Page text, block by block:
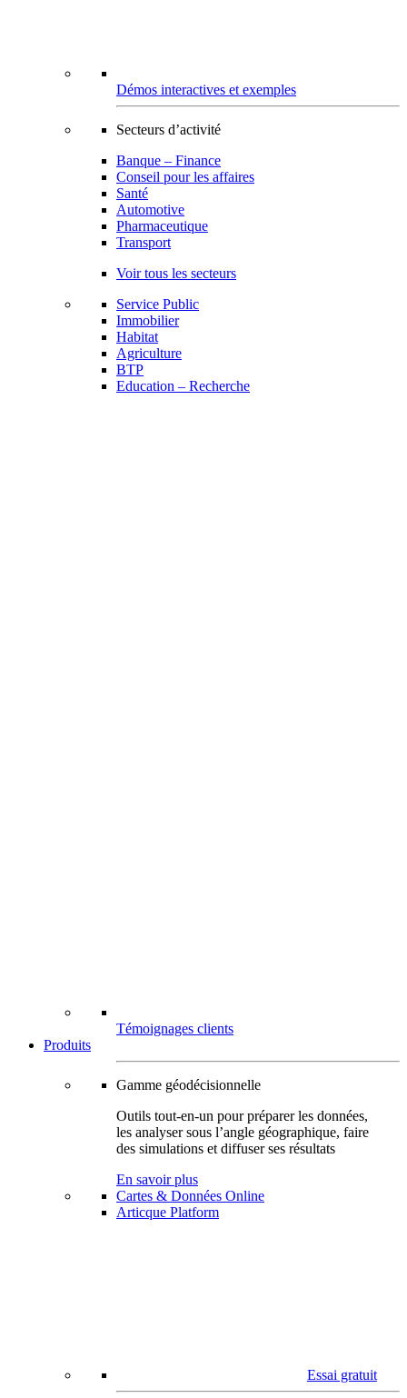
Démos interactives et exemples
Secteurs d’activité
Banque – Finance
Conseil pour les affaires
Santé
Automotive
Pharmaceutique
Transport
Voir tous les secteurs
Service Public
Immobilier
Habitat
Agriculture
BTP
Education – Recherche
Témoignages clients
Produits
Gamme géodécisionnelle
Outils tout-en-un pour préparer les données,
les analyser sous l’angle géographique, faire
des simulations et diffuser ses résultats
En savoir plus
Cartes & Données Online
Articque Platform
Essai gratuit